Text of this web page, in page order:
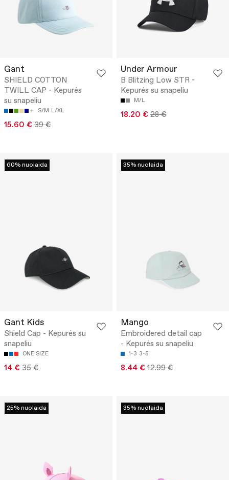
Gant
SHIELD COTTON
TWILL CAP - Kepurės
su snapeliu
S/M L/XL
15.60 € 39 €
Under Armour
B Blitzing Low STR -
Kepurės su snapeliu
M/L
18.20 € 28 €
60% nuolaida
Gant Kids
Shield Cap - Kepurės su
snapeliu
ONE SIZE
14 € 35 €
35% nuolaida
Mango
Embroidered detail cap
- Kepurės su snapeliu
1-3 3-5
8.44 € 12.99 €
25% nuolaida 35% nuolaida